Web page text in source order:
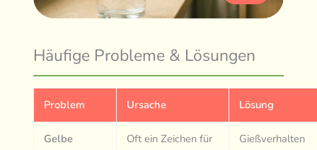
Häufige Probleme & Lösungen
Problem Ursache Lösung
Gelbe
Oft ein Zeichen für
Gießverhalten